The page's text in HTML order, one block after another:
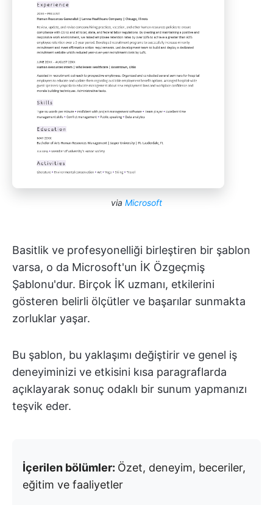
via Microsoft
Basitlik ve profesyonelliği birleştiren bir şablon
varsa, o da Microsoft'un İK Özgeçmiş
Şablonu'dur. Birçok İK uzmanı, etkilerini
gösteren belirli ölçütler ve başarılar sunmakta
zorluklar yaşar.
Bu şablon, bu yaklaşımı değiştirir ve genel iş
deneyiminizi ve etkisini kısa paragraflarda
açıklayarak sonuç odaklı bir sunum yapmanızı
teşvik eder.
İçerilen bölümler: Özet, deneyim, beceriler,
eğitim ve faaliyetler